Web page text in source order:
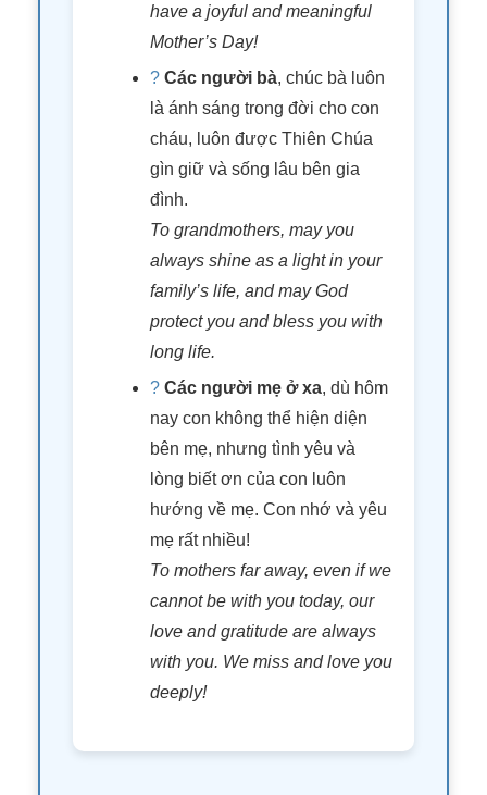
have a joyful and meaningful
Mother’s Day!
? Các người bà, chúc bà luôn
là ánh sáng trong đời cho con
cháu, luôn được Thiên Chúa
gìn giữ và sống lâu bên gia
đình.
To grandmothers, may you
always shine as a light in your
family’s life, and may God
protect you and bless you with
long life.
? Các người mẹ ở xa, dù hôm
nay con không thể hiện diện
bên mẹ, nhưng tình yêu và
lòng biết ơn của con luôn
hướng về mẹ. Con nhớ và yêu
mẹ rất nhiều!
To mothers far away, even if we
cannot be with you today, our
love and gratitude are always
with you. We miss and love you
deeply!